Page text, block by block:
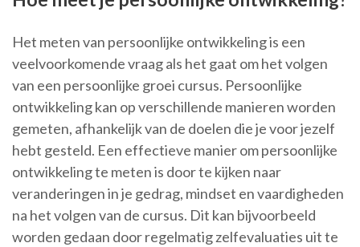
Het meten van persoonlijke ontwikkeling is een
veelvoorkomende vraag als het gaat om het volgen
van een persoonlijke groei cursus. Persoonlijke
ontwikkeling kan op verschillende manieren worden
gemeten, afhankelijk van de doelen die je voor jezelf
hebt gesteld. Een effectieve manier om persoonlijke
ontwikkeling te meten is door te kijken naar
veranderingen in je gedrag, mindset en vaardigheden
na het volgen van de cursus. Dit kan bijvoorbeeld
worden gedaan door regelmatig zelfevaluaties uit te